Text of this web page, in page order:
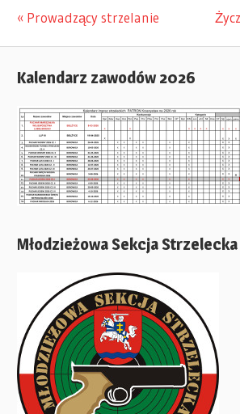
Nawigacja
wpisu
Previous
Prowadzący strzelanie
Kalendarz zawodów 2026
Młodzieżowa Sekcja